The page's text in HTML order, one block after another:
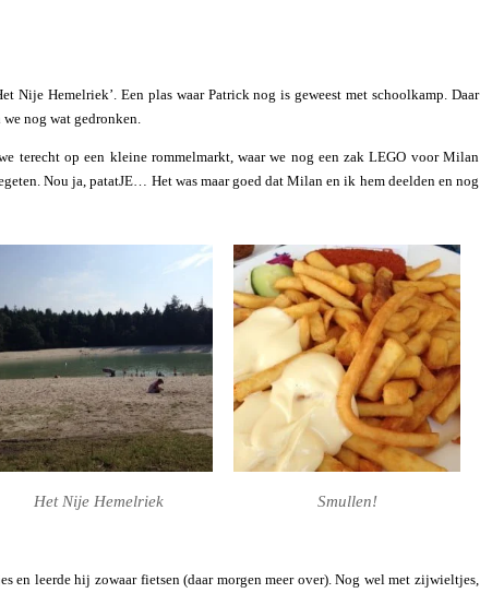
Nije Hemelriek’. Een plas waar Patrick nog is geweest met schoolkamp. Daar
nog wat gedronken.
terecht op een kleine rommelmarkt, waar we nog een zak LEGO voor Milan
Nou ja, patatJE… Het was maar goed dat Milan en ik hem deelden en nog
Het Nije Hemelriek Smullen!
en leerde hij zowaar fietsen (daar morgen meer over). Nog wel met zijwieltjes,